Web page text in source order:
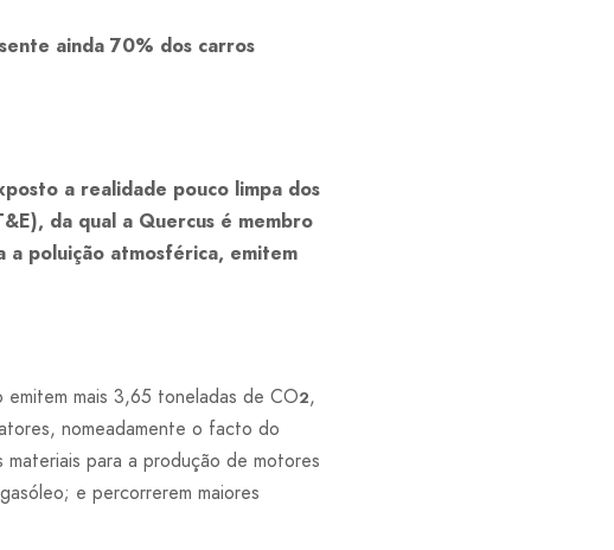
ainda 70% dos carros
a realidade pouco limpa dos
da qual a Quercus é membro
poluição atmosférica, emitem
mais 3,65 toneladas de CO2,
nomeadamente o facto do
para a produção de motores
e percorrerem maiores